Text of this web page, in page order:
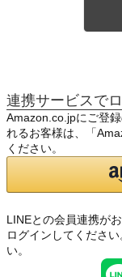
連携サービスで
Amazon.co.jpにご登
れるお客様は、「
ください。
LINEとの会員連携が
ログインしてください
い。